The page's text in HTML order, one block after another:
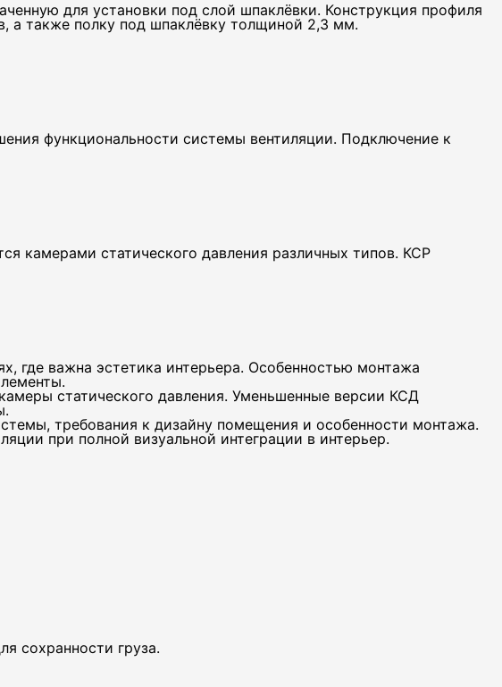
для установки под слой шпаклёвки. Конструкция профиля
а также полку под шпаклёвку толщиной 2,3 мм.
функциональности системы вентиляции. Подключение к
камерами статического давления различных типов. КСР
где важна эстетика интерьера. Особенностью монтажа
статического давления. Уменьшенные версии КСД
требования к дизайну помещения и особенности монтажа.
при полной визуальной интеграции в интерьер.
сохранности груза.
данных